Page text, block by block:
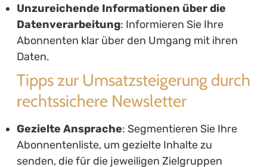
Unzureichende Informationen über die
Datenverarbeitung: Informieren Sie Ihre
Abonnenten klar über den Umgang mit ihren
Daten.
Tipps zur Umsatzsteigerung durch
rechtssichere Newsletter
Gezielte Ansprache: Segmentieren Sie Ihre
Abonnentenliste, um gezielte Inhalte zu
senden, die für die jeweiligen Zielgruppen